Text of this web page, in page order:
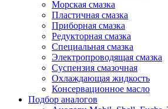
Морская смазка
Пластичная смазка
Приборная смазка
Редукторная смазка
Специальная смазка
Электропроводящая смазка
Суспензия смазочная
Охлаждающая жидкость
Консервационное масло
Подбор аналогов